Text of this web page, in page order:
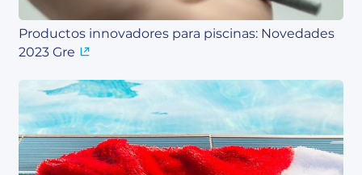
Productos innovadores para piscinas: Novedades
2023 Gre